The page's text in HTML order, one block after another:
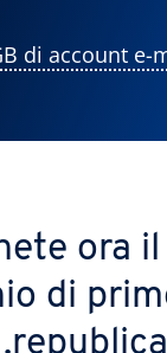
di account e-
ora
di